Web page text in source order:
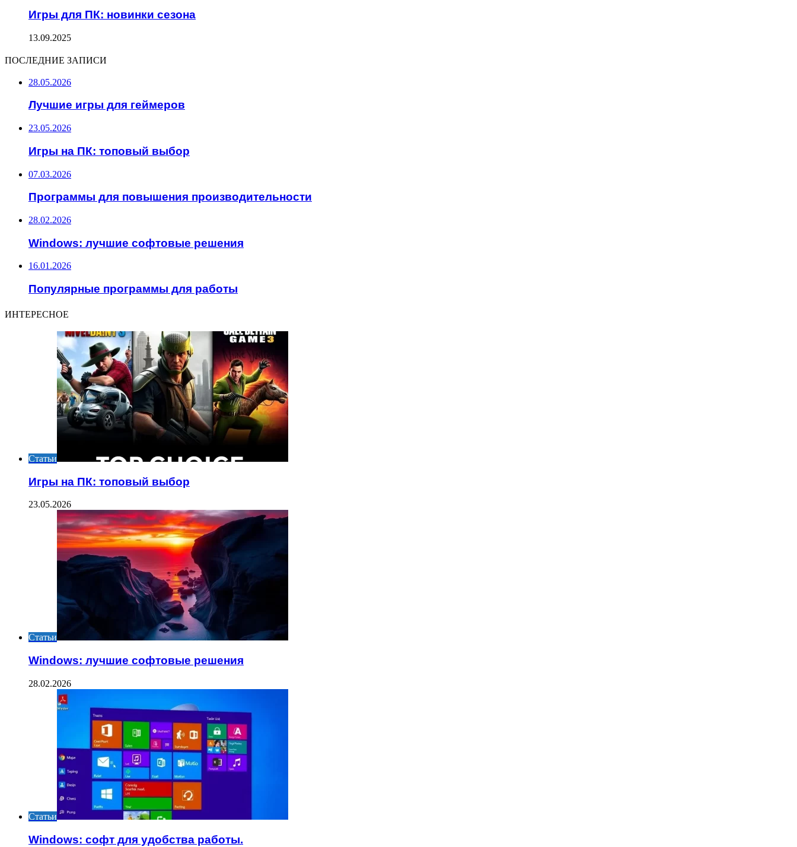
Игры для ПК: новинки сезона
13.09.2025
ПОСЛЕДНИЕ ЗАПИСИ
28.05.2026
Лучшие игры для геймеров
23.05.2026
Игры на ПК: топовый выбор
07.03.2026
Программы для повышения производительности
28.02.2026
Windows: лучшие софтовые решения
16.01.2026
Популярные программы для работы
ИНТЕРЕСНОЕ
Статьи
Игры на ПК: топовый выбор
23.05.2026
Статьи
Windows: лучшие софтовые решения
28.02.2026
Статьи
Windows: софт для удобства работы.